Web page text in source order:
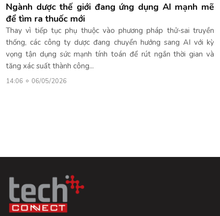
Ngành dược thế giới đang ứng dụng AI mạnh mẽ
để tìm ra thuốc mới
Thay vì tiếp tục phụ thuộc vào phương pháp thử-sai truyền
thống, các công ty dược đang chuyển hướng sang AI với kỳ
vọng tận dụng sức mạnh tính toán để rút ngắn thời gian và
tăng xác suất thành công...
14:06 06/05/2026